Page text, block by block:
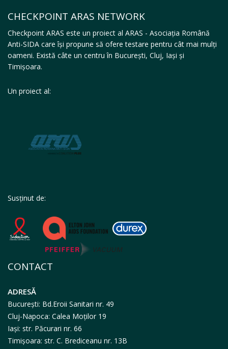
CHECKPOINT ARAS NETWORK
Checkpoint ARAS este un proiect al ARAS - Asociația Română
Anti-SIDA care își propune să ofere testare pentru cât mai mulți
oameni. Există câte un centru în București, Cluj, Iași și
Timișoara.
Un proiect al:
Susținut de:
CONTACT
ADRESĂ
București: Bd.Eroii Sanitari nr. 49
Cluj-Napoca: Calea Moților 19
Iași: str. Păcurari nr. 66
Timișoara: str. C. Brediceanu nr. 13B